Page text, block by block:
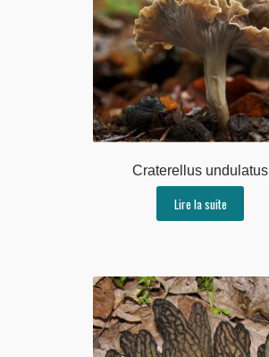
Craterellus undulatus
Lire la suite